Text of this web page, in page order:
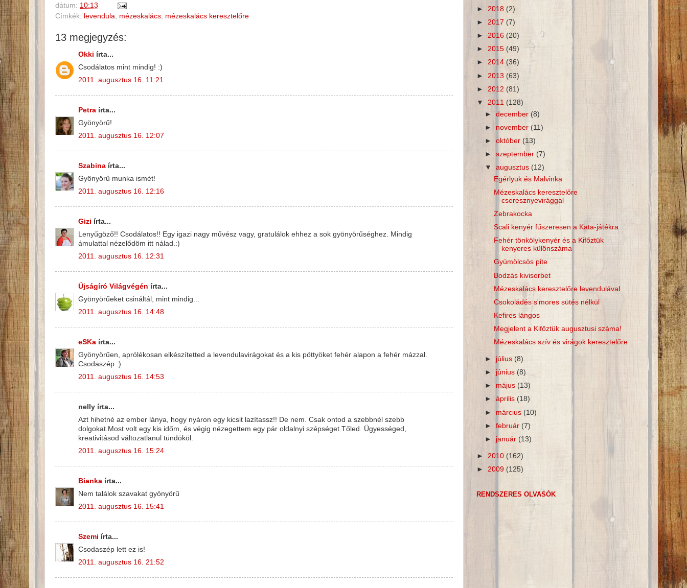
dátum: 10:13
Címkék: levendula mézeskalács mézeskalács keresztelőre
13 megjegyzés:
Okki írta...
Csodálatos mint mindig! :)
2011. augusztus 16. 11:21
Petra írta...
Gyönyörű!
2011. augusztus 16. 12:07
Szabina írta...
Gyönyörű munka ismét!
2011. augusztus 16. 12:16
Gizi írta...
Lenyűgöző!! Csodálatos!! Egy igazi nagy művész vagy, gratulálok ehhez a sok gyönyörűséghez. Mindig
ámulattal nézelődöm itt nálad.:)
2011. augusztus 16. 12:31
Újságíró Világvégén írta...
Gyönyörűeket csináltál, mint mindig...
2011. augusztus 16. 14:48
eSKa írta...
Gyönyörűen, aprólékosan elkészítetted a levendulavirágokat és a kis pöttyöket fehér alapon a fehér mázzal.
Csodaszép :)
2011. augusztus 16. 14:53
nelly írta...
Azt hihetné az ember lánya, hogy nyáron egy kicsit lazítassz!! De nem. Csak ontod a szebbnél szebb
dolgokat.Most volt egy kis időm, és végig nézegettem egy pár oldalnyi szépséget Tőled. Ügyességed,
kreativitásod változatlanul tündököl.
2011. augusztus 16. 15:24
Bianka írta...
Nem találok szavakat gyönyörű
2011. augusztus 16. 15:41
Szemi írta...
Csodaszép lett ez is!
2011. augusztus 16. 21:52
► 2018 (2)
► 2017 (7)
► 2016 (20)
► 2015 (49)
► 2014 (36)
► 2013 (63)
► 2012 (81)
▼ 2011 (128)
►december (8)
► november(11)
►október (13)
►szeptember (7)
▼augusztus (12)
Egérlyuk és Malvinka
Mézeskalács keresztelőre
cseresznyevirággal
Zebrakocka
Scali kenyér fűszeresen a Kata-játékra
Fehér tönkölykenyér és a Kifőztük
kenyeres különszáma
Gyümölcsös pite
Bodzás kivisorbet
Mézeskalács keresztelőre levendulával
Csokoládés s'mores sütés nélkül
Kefires lángos
Megjelent a Kifőztük augusztusi száma!
Mézeskalács szív és virágok keresztelőre
► július (8)
► június(8)
► május(13)
►április (18)
► március(10)
►február(7)
► január (13)
► 2010 (162)
► 2009 (125)
RENDSZERES OLVASÓK